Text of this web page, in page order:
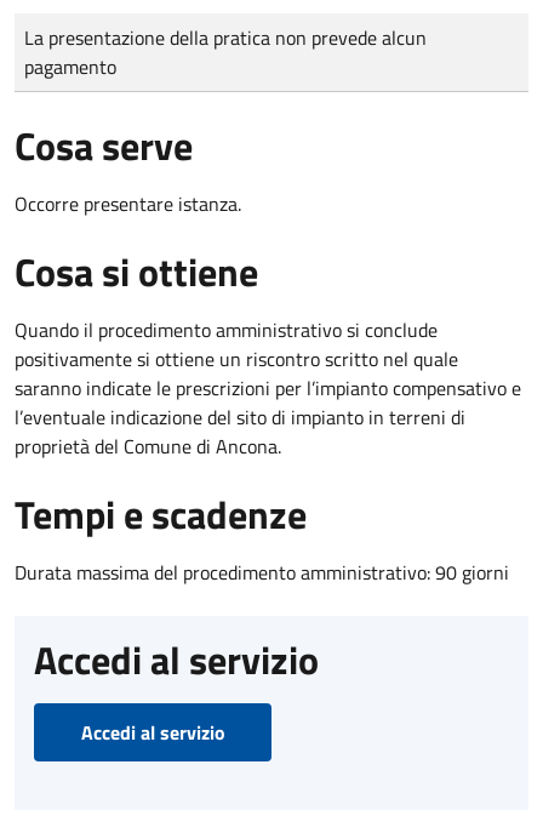
Tipo di pagamento
Importo
La presentazione della pratica non prevede alcun
pagamento
Cosa serve
Occorre presentare istanza.
Cosa si ottiene
Quando il procedimento amministrativo si conclude
positivamente si ottiene un riscontro scritto nel quale
saranno indicate le prescrizioni per l’impianto compensativo e
l’eventuale indicazione del sito di impianto in terreni di
proprietà del Comune di Ancona.
Tempi e scadenze
Durata massima del procedimento amministrativo: 90 giorni
Accedi al servizio
Accedi al servizio